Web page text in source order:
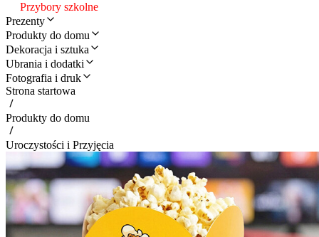
Przybory szkolne
Prezenty
Produkty do domu
Dekoracja i sztuka
Ubrania i dodatki
Fotografia i druk
Strona startowa
Produkty do domu
Uroczystości i Przyjęcia